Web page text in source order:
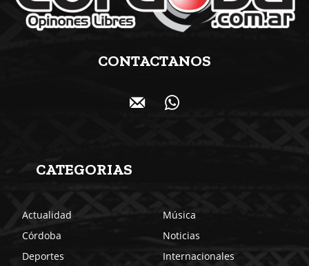
CONTACTANOS
CATEGORIAS
Actualidad
Córdoba
Deportes
Música
Noticias
Internacionales